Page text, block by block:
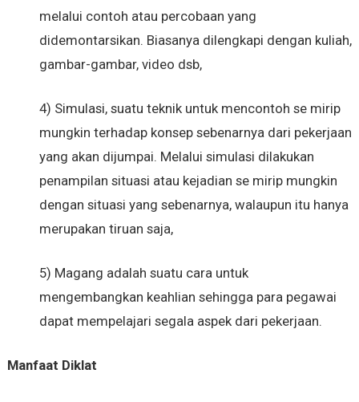
melalui contoh atau percobaan yang
didemontarsikan. Biasanya dilengkapi dengan kuliah,
gambar-gambar, video dsb,
4) Simulasi, suatu teknik untuk mencontoh se mirip
mungkin terhadap konsep sebenarnya dari pekerjaan
yang akan dijumpai. Melalui simulasi dilakukan
penampilan situasi atau kejadian se mirip mungkin
dengan situasi yang sebenarnya, walaupun itu hanya
merupakan tiruan saja,
5) Magang adalah suatu cara untuk
mengembangkan keahlian sehingga para pegawai
dapat mempelajari segala aspek dari pekerjaan.
Manfaat Diklat